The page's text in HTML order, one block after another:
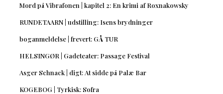
Mord på Vibrafonen | kapitel 2: En krimi af Roxnakowsky
RUNDETAARN | udstilling: Isens brydninger
boganmeldelse | frevert: GÅ TUR
HELSINGØR | Gadeteater: Passage Festival
Asger Schnack | digt: At sidde på Palæ Bar
KOGEBOG | Tyrkisk: Sofra